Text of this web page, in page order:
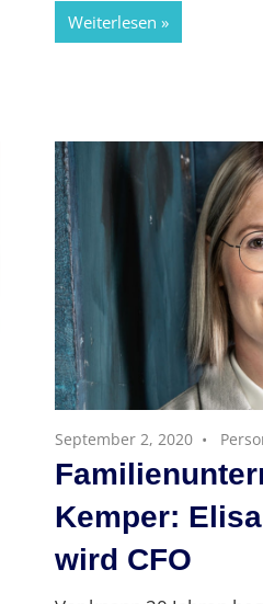
Weiterlesen
September 2, 2020
Kemper:
wird CFO